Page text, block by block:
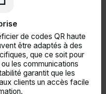
de codes QR haute
être adaptés à des
que ce soit pour
les communications
garantit que les
clients un accès facile